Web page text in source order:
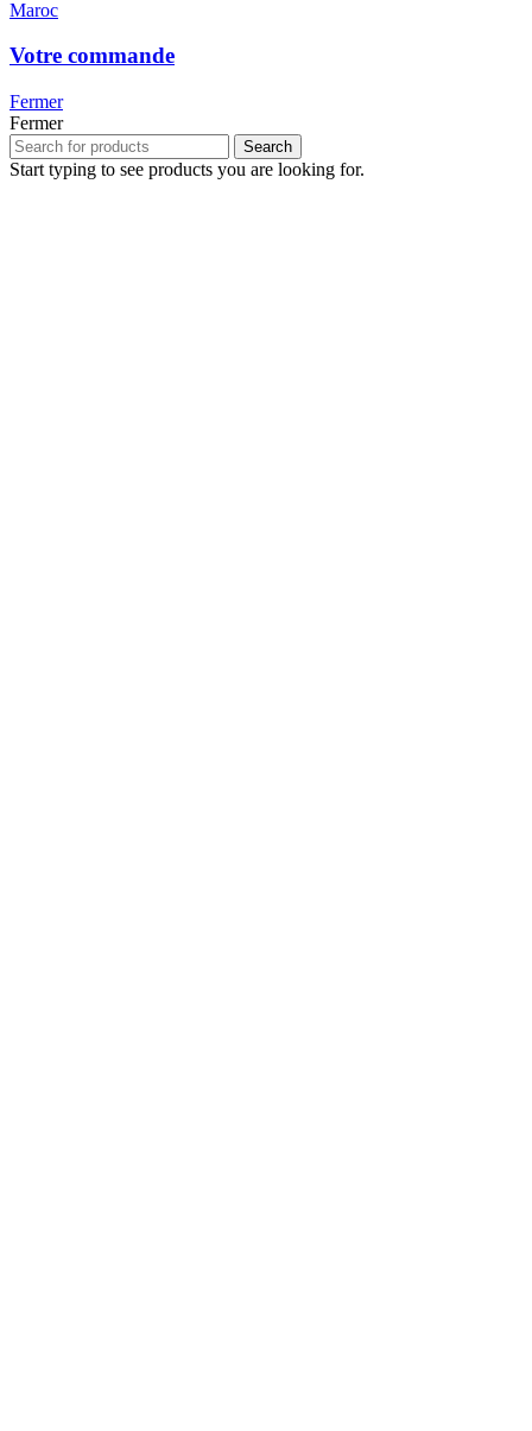
Maroc
Votre commande
Fermer
Fermer
Search
Start typing to see products you are looking for.